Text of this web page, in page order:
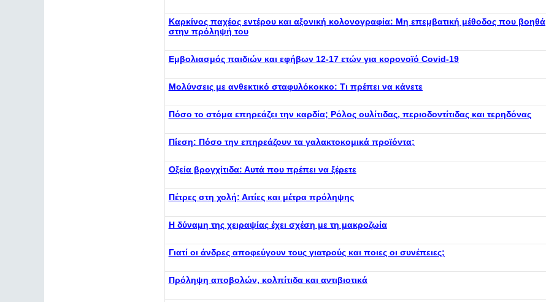
Καρκίνος παχέος εντέρου και αξονική κολονογραφία: Μη επεμβατική μέθοδος που βοηθά
στην πρόληψή του
Εμβολιασμός παιδιών και εφήβων 12-17 ετών για κορονοϊό Covid-19
Μολύνσεις με ανθεκτικό σταφυλόκοκκο: Τι πρέπει να κάνετε
Πόσο το στόμα επηρεάζει την καρδία; Ρόλος ουλίτιδας, περιοδοντίτιδας και τερηδόνας
Πίεση: Πόσο την επηρεάζουν τα γαλακτοκομικά προϊόντα;
Οξεία βρογχίτιδα: Αυτά που πρέπει να ξέρετε
Πέτρες στη χολή: Αιτίες και μέτρα πρόληψης
Η δύναμη της χειραψίας έχει σχέση με τη μακροζωία
Γιατί οι άνδρες αποφεύγουν τους γιατρούς και ποιες οι συνέπειες;
Πρόληψη αποβολών, κολπίτιδα και αντιβιοτικά